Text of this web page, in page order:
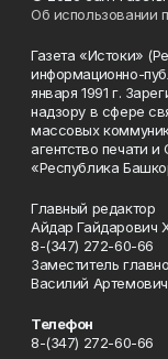
Об использовании
Газета «Истоки»
информационно-
января 1991 г.
надзору в сфере
массовых
агентство печати
«Республика
Главный редактор
Айдар Гайдарович
8-(347) 272-60-66
Заместитель
Василий
Телефон
8-(347) 272-60-66